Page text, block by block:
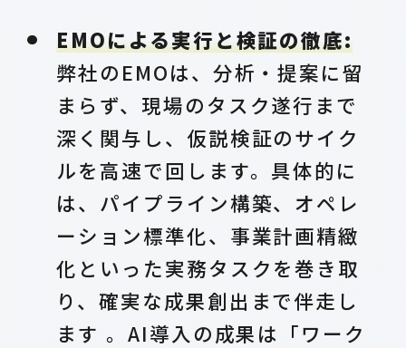
EMOによる実行と検証の徹底:
弊社のEMOは、分析・提案に留
まらず、現場のタスク遂行まで
深く関与し、仮説検証のサイク
ルを高速で回します。具体的に
は、パイプライン構築、オペレ
ーション標準化、事業計画精緻
化といった実務タスクを巻き取
り、確実な成果創出まで伴走し
ます 。AI導入の成果は「ワーク